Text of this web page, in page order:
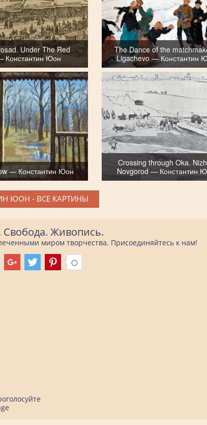
Under The Red
Константин Юон
The Dance of the
Ligachevo — Константин
— Константин Юон
Crossing through Oka.
Novgorod — Константин
ЮОН - ВСЕ КАРТИНЫ
Свобода. Живопись.
миром творчества. Присоединяйтесь к нам!